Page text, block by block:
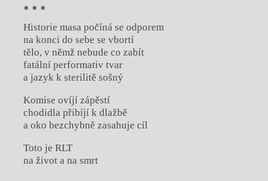
* * *
Historie masa počíná se odporem
na konci do sebe se vbortí
tělo, v němž nebude co zabít
fatální performativ tvar
a jazyk k sterilitě sošný
Komise ovíjí zápěstí
chodidla přibíjí k dlažbě
a oko bezchybně zasahuje cíl
Toto je RLT
na život a na smrt